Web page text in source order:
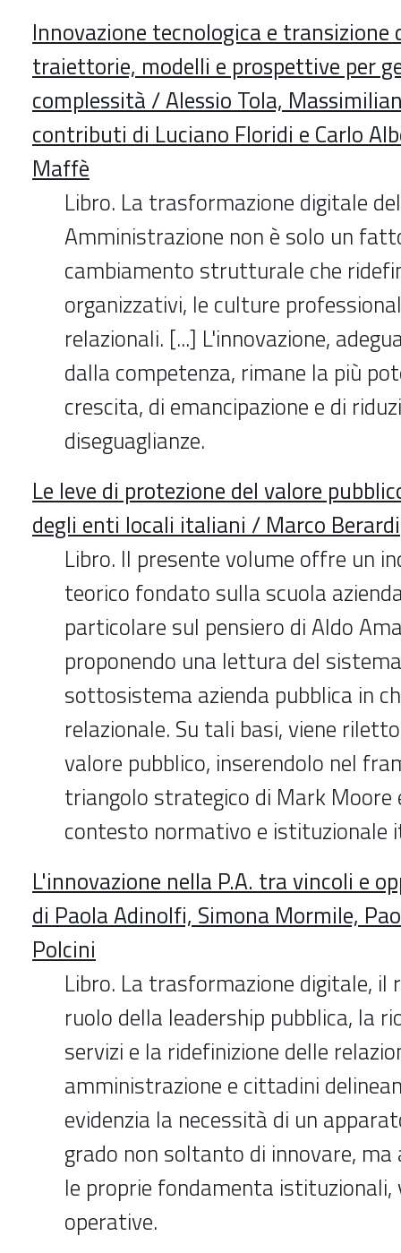
Innovazione tecnologica e transizione
traiettorie, modelli e prospettive per
complessità / Alessio Tola,
contributi di Luciano Floridi e Carlo
Maffè
Libro. La trasformazione digitale
Amministrazione non è solo un
cambiamento strutturale che
organizzativi, le culture
relazionali. [...] L'innovazione,
dalla competenza, rimane la più
crescita, di emancipazione e di
diseguaglianze.
Le leve di protezione del valore
degli enti locali italiani / Marco Berardi
Libro. Il presente volume offre un
teorico fondato sulla scuola
particolare sul pensiero di Aldo
proponendo una lettura del
sottosistema azienda pubblica in
relazionale. Su tali basi, viene
valore pubblico, inserendolo nel
triangolo strategico di Mark
contesto normativo e istituzionale
L'innovazione nella P.A. tra vincoli e
di Paola Adinolfi, Simona Mormile,
Polcini
Libro. La trasformazione digitale, il
ruolo della leadership pubblica, la
servizi e la ridefinizione delle
amministrazione e cittadini
evidenzia la necessità di un
grado non soltanto di innovare, ma
le proprie fondamenta istituzionali,
operative.